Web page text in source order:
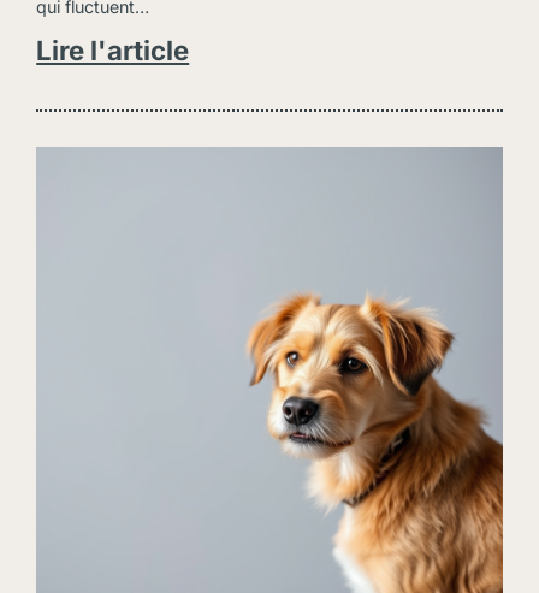
qui fluctuent…
Lire l'article
Assurance pour les particuliers
Assurance chien et chat
Assurance pour les professionnels
Assurance Responsabilité Civile Professionnelle (RC Pro)